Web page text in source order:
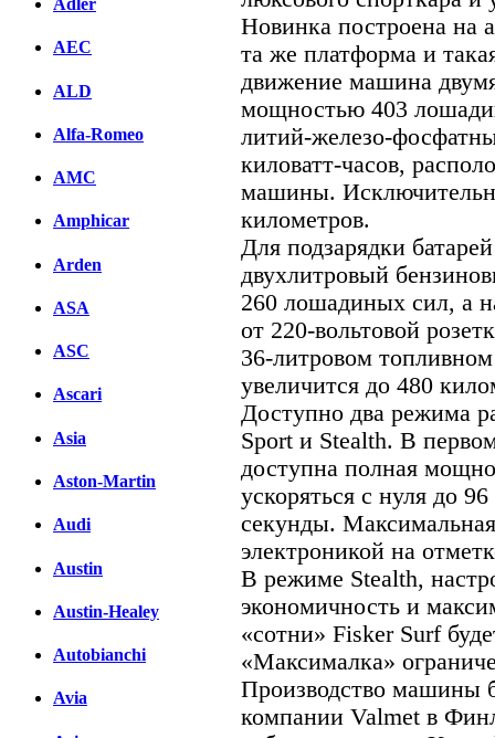
Adler
AEC
ALD
Alfa-Romeo
AMC
Amphicar
Arden
ASA
ASC
Ascari
Asia
Aston-Martin
Audi
Austin
Austin-Healey
Autobianchi
Avia
Новинка построена на
та же платформа и
движение машина
мощностью 403
литий-железо-
киловатт-часов,
машины.
километров.
Для подзарядки
двухлитровый
260 лошадиных сил, а
от 220-вольтовой
36-литровом
увеличится до 480
Доступно два режима
Sport и Stealth. В
доступна полная
ускоряться с нуля до
секунды.
электроникой на
В режиме Stealth,
экономичность и
«сотни» Fisker Surf
«Максималка»
Производство машины
компании Valmet в